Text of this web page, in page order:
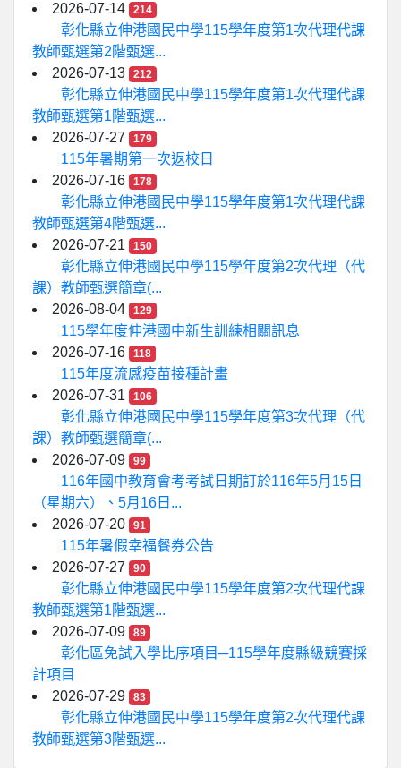
2026-07-14
214
彰化縣立伸港國民中學115學年度第1次代理代課
教師甄選第2階甄選...
2026-07-13
212
彰化縣立伸港國民中學115學年度第1次代理代課
教師甄選第1階甄選...
2026-07-27
179
115年暑期第一次返校日
2026-07-16
178
彰化縣立伸港國民中學115學年度第1次代理代課
教師甄選第4階甄選...
2026-07-21
150
彰化縣立伸港國民中學115學年度第2次代理（代
課）教師甄選簡章(...
2026-08-04
129
115學年度伸港國中新生訓練相關訊息
2026-07-16
118
115年度流感疫苗接種計畫
2026-07-31
106
彰化縣立伸港國民中學115學年度第3次代理（代
課）教師甄選簡章(...
2026-07-09
99
116年國中教育會考考試日期訂於116年5月15日
（星期六）、5月16日...
2026-07-20
91
115年暑假幸福餐券公告
2026-07-27
90
彰化縣立伸港國民中學115學年度第2次代理代課
教師甄選第1階甄選...
2026-07-09
89
彰化區免試入學比序項目─115學年度縣級競賽採
計項目
2026-07-29
83
彰化縣立伸港國民中學115學年度第2次代理代課
教師甄選第3階甄選...